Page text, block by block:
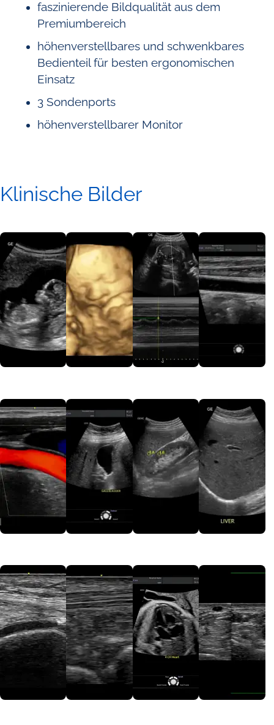
faszinierende Bildqualität aus dem
Premiumbereich
höhenverstellbares und schwenkbares
Bedienteil für besten ergonomischen
Einsatz
3 Sondenports
höhenverstellbarer Monitor
Klinische Bilder